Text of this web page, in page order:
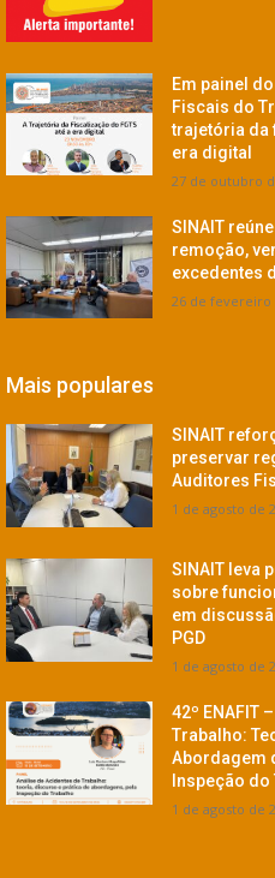
Em painel
Fiscais do
trajetória da
era digital
27 de outubro
SINAIT
remoção,
excedentes
26 de fevereiro
Mais populares
SINAIT
preservar
Auditores
1 de agosto de
SINAIT leva
sobre
em
PGD
1 de agosto de
42º ENAFIT
Trabalho:
Abordagem
Inspeção
1 de agosto de